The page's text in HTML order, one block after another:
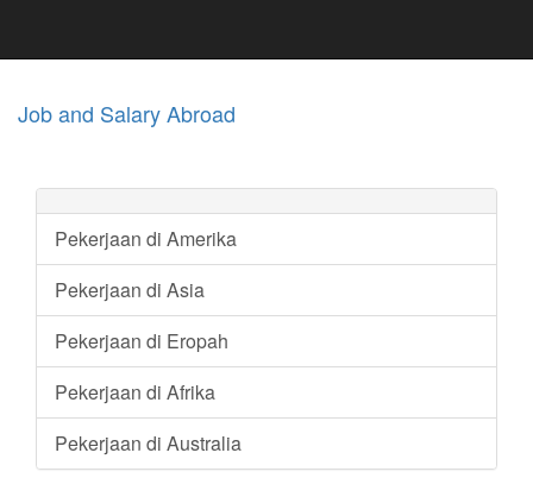
Job and Salary Abroad
Pekerjaan di Amerika
Pekerjaan di Asia
Pekerjaan di Eropah
Pekerjaan di Afrika
Pekerjaan di Australia